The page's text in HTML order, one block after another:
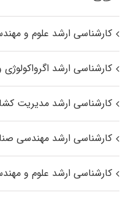
کارشناسی ارشد علوم و
کارشناسی ارشد
کارشناسی ارشد مدیریت
کارشناسی ارشد مهندسی
کارشناسی ارشد علوم و